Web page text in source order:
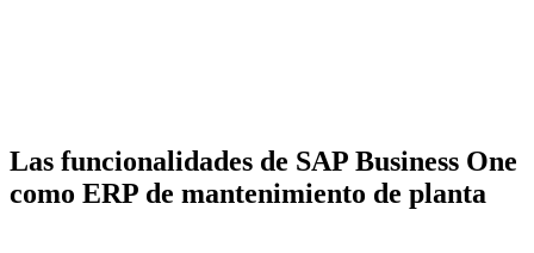
Las funcionalidades de SAP Business One
como ERP de mantenimiento de planta